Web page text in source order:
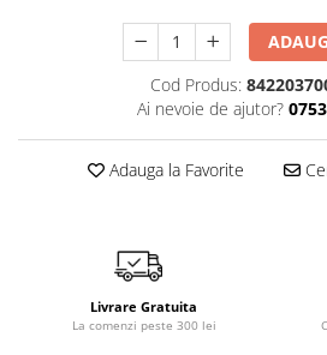
Cod Produs:
Ai nevoie de ajutor?
Adauga la Favorite
Livrare Gratuita
La comenzi peste 300 lei